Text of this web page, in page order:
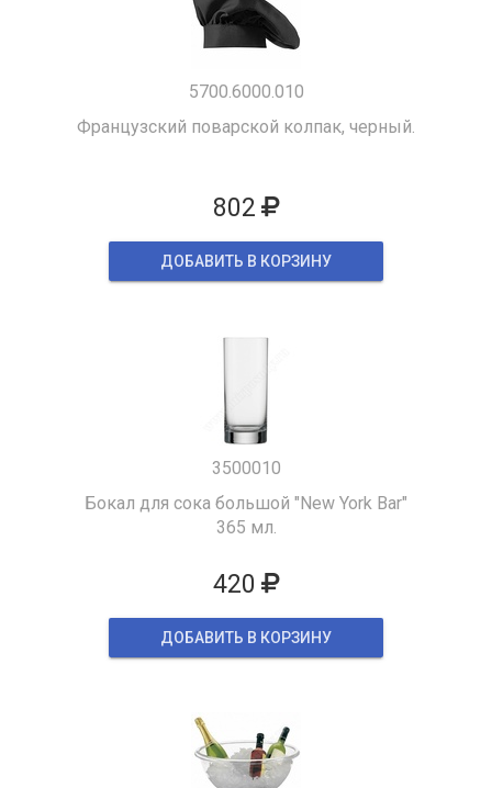
5700.6000.010
Французский поварской колпак, черный.
802
ДОБАВИТЬ В КОРЗИНУ
3500010
Бокал для сока большой "New York Bar"
365 мл.
420
ДОБАВИТЬ В КОРЗИНУ